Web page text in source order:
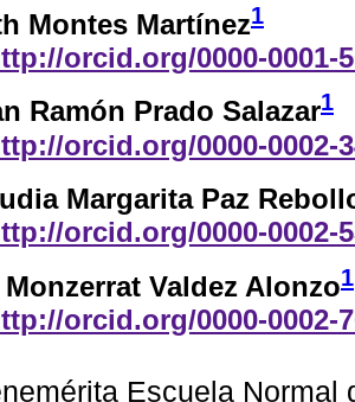
Montes Martínez1
orcid.org/0000-0001-
Ramón Prado Salazar1
orcid.org/0000-0002-
Margarita Paz
orcid.org/0000-0002-
Monzerrat Valdez Alonzo1
orcid.org/0000-0002-
Escuela